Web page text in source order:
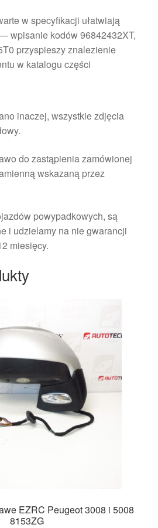
w specyfikacji ułatwiają
wpisanie kodów 96842432XT,
przyspieszy znalezienie
w katalogu części
inaczej, wszystkie zdjęcia
do zastąpienia zamówionej
wskazaną przez
powypadkowych, są
i udzielamy na nie gwarancji
miesięcy.
EZRC Peugeot 3008 i 5008
8153ZG